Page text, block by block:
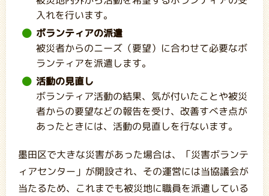
入れを行います。
ボランティアの派遣
被災者からのニーズ（要望）に合わせて必要なボ
ランティアを派遣します。
活動の見直し
ボランティア活動の結果、気が付いたことや被災
者からの要望などの報告を受け、改善すべき点が
あったときには、活動の見直しを行ないます。
墨田区で大きな災害があった場合は、「災害ボランテ
ィアセンター」が開設され、その運営には当協議会が
当たるため、これまでも被災地に職員を派遣している